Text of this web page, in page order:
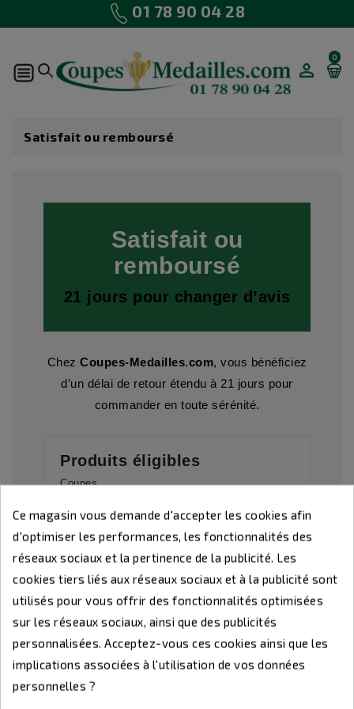
01 78 90 04 28
0
Satisfait ou remboursé
Satisfait ou
remboursé
21 jours pour changer d’avis
Chez Coupes-Medailles.com, vous bénéficiez
d’un délai de retour étendu à 21 jours pour
commander en toute sérénité.
Produits éligibles
Coupes
Médailles avec gravure sur plaque
Accessoires (rubans, écrins…)
Produits non éligibles
Gravure dans la matière (verre, bois, plexiglas)
Assiettes et plateaux gravés
Plaques de distinction gravées
Exception : en cas d’erreur de notre part,
Ce magasin vous demande d'accepter les cookies afin
d'optimiser les performances, les fonctionnalités des
réseaux sociaux et la pertinence de la publicité. Les
cookies tiers liés aux réseaux sociaux et à la publicité sont
utilisés pour vous offrir des fonctionnalités optimisées
sur les réseaux sociaux, ainsi que des publicités
personnalisées. Acceptez-vous ces cookies ainsi que les
implications associées à l'utilisation de vos données
personnelles ?